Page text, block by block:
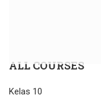
ALL COURSES
Kelas 10